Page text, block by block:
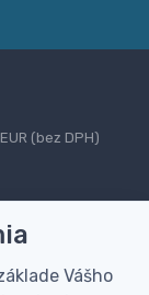
(bez DPH)
Vášho